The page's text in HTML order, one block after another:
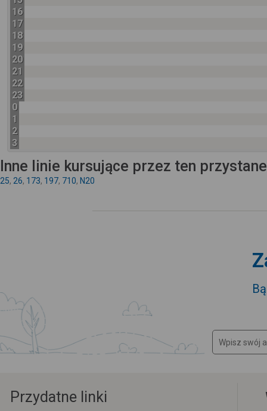
16
17
18
19
20
21
22
23
0
1
2
3
Inne linie kursujące przez ten
25, 26, 173, 197, 710, N20
Przydatne linki